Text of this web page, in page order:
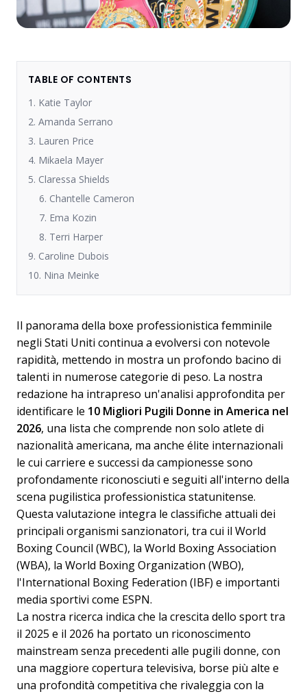
TABLE OF CONTENTS
1. Katie Taylor
2. Amanda Serrano
3. Lauren Price
4. Mikaela Mayer
5. Claressa Shields
6. Chantelle Cameron
7. Ema Kozin
8. Terri Harper
9. Caroline Dubois
10. Nina Meinke
Il panorama della boxe professionistica femminile
negli Stati Uniti continua a evolversi con notevole
rapidità, mettendo in mostra un profondo bacino di
talenti in numerose categorie di peso. La nostra
redazione ha intrapreso un'analisi approfondita per
identificare le 10 Migliori Pugili Donne in America nel
2026, una lista che comprende non solo atlete di
nazionalità americana, ma anche élite internazionali
le cui carriere e successi da campionesse sono
profondamente riconosciuti e seguiti all'interno della
scena pugilistica professionistica statunitense.
Questa valutazione integra le classifiche attuali dei
principali organismi sanzionatori, tra cui il World
Boxing Council (WBC), la World Boxing Association
(WBA), la World Boxing Organization (WBO),
l'International Boxing Federation (IBF) e importanti
media sportivi come ESPN.
La nostra ricerca indica che la crescita dello sport tra
il 2025 e il 2026 ha portato un riconoscimento
mainstream senza precedenti alle pugili donne, con
una maggiore copertura televisiva, borse più alte e
una profondità competitiva che rivaleggia con la